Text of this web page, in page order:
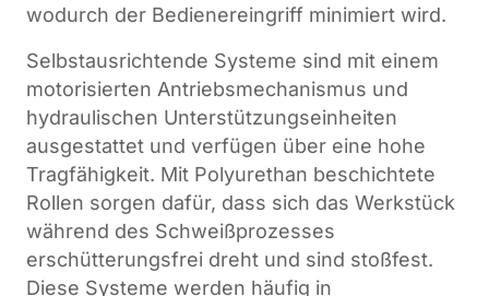
wodurch der Bedienereingriff minimiert wird.
Selbstausrichtende Systeme sind mit einem
motorisierten Antriebsmechanismus und
hydraulischen Unterstützungseinheiten
ausgestattet und verfügen über eine hohe
Tragfähigkeit. Mit Polyurethan beschichtete
Rollen sorgen dafür, dass sich das Werkstück
während des Schweißprozesses
erschütterungsfrei dreht und sind stoßfest.
Diese Systeme werden häufig in